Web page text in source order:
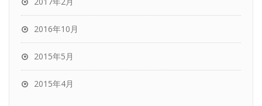
2016年10月
2015年5月
2015年4月